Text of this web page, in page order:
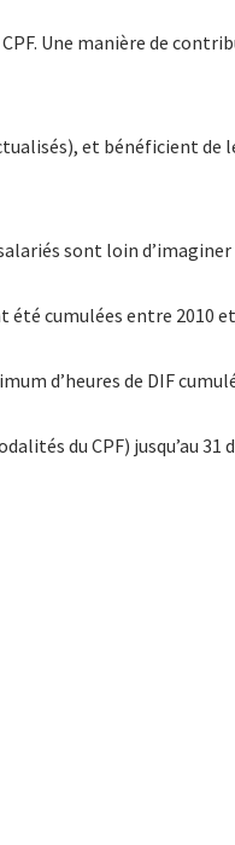
Une manière de
et bénéficient de
sont loin
été cumulées entre 2010
d’heures de DIF
du CPF) jusqu’au 31